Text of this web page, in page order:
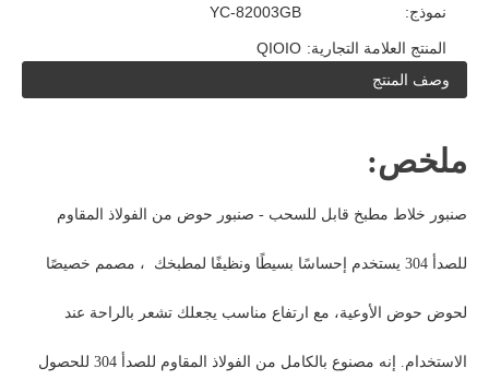
نموذج: YC-82003GB
المنتج العلامة التجارية: QIOIO
وصف المنتج
ملخص:
صنبور خلاط مطبخ قابل للسحب - صنبور حوض من الفولاذ المقاوم
للصدأ 304 يستخدم إحساسًا بسيطًا ونظيفًا لمطبخك ، مصمم خصيصًا
لحوض حوض الأوعية، مع ارتفاع مناسب يجعلك تشعر بالراحة عند
الاستخدام. إنه مصنوع بالكامل من الفولاذ المقاوم للصدأ 304 للحصول